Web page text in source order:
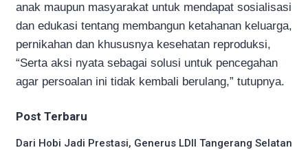
anak maupun masyarakat untuk mendapat sosialisasi
dan edukasi tentang membangun ketahanan keluarga,
pernikahan dan khususnya kesehatan reproduksi,
“Serta aksi nyata sebagai solusi untuk pencegahan
agar persoalan ini tidak kembali berulang,” tutupnya.
Post Terbaru
Dari Hobi Jadi Prestasi, Generus LDII Tangerang Selatan